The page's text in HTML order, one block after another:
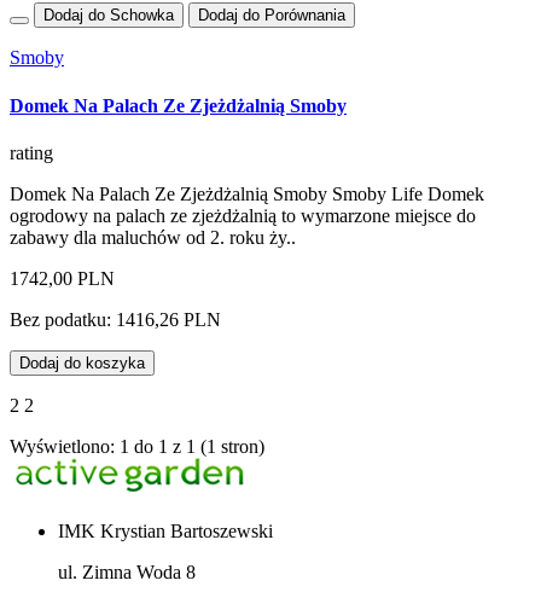
Dodaj do Schowka Dodaj do Porównania
Smoby
Domek Na Palach Ze Zjeżdżalnią Smoby
rating
Domek Na Palach Ze Zjeżdżalnią Smoby Smoby Life Domek
ogrodowy na palach ze zjeżdżalnią to wymarzone miejsce do
zabawy dla maluchów od 2. roku ży..
1742,00 PLN
Bez podatku: 1416,26 PLN
Dodaj do koszyka
2 2
Wyświetlono: 1 do 1 z 1 (1 stron)
IMK Krystian Bartoszewski
ul. Zimna Woda 8